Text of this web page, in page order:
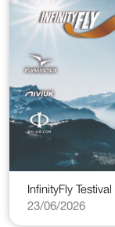
InfinityFly
23/06/2026